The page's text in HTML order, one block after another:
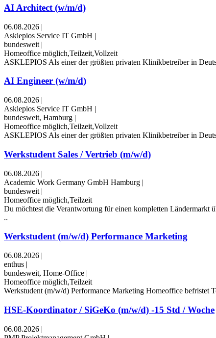
AI Architect (w/m/d)
06.08.2026 |
Asklepios Service IT GmbH |
bundesweit |
Homeoffice möglich,Teilzeit,Vollzeit
ASKLEPIOS Als einer der größten privaten Klinikbetreiber in
AI Engineer (w/m/d)
06.08.2026 |
Asklepios Service IT GmbH |
bundesweit, Hamburg |
Homeoffice möglich,Teilzeit,Vollzeit
ASKLEPIOS Als einer der größten privaten Klinikbetreiber in
Werkstudent Sales / Vertrieb (m/w/d)
06.08.2026 |
Academic Work Germany GmbH Hamburg |
bundesweit |
Homeoffice möglich,Teilzeit
Du möchtest die Verantwortung für einen kompletten Ländermarkt
..
Werkstudent (m/w/d) Performance Marketing
06.08.2026 |
enthus |
bundesweit, Home-Office |
Homeoffice möglich,Teilzeit
Werkstudent (m/w/d) Performance Marketing ​Homeoffice ​befristet
HSE-Koordinator / SiGeKo (m/w/d) -15 Std / Woche
06.08.2026 |